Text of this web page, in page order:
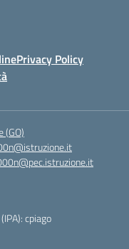
Privacy Policy
(GO)
cpiago